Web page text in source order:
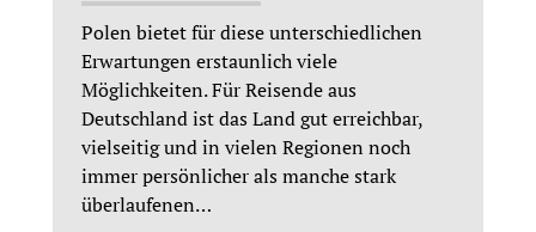
Polen bietet für diese unterschiedlichen
Erwartungen erstaunlich viele
Möglichkeiten. Für Reisende aus
Deutschland ist das Land gut erreichbar,
vielseitig und in vielen Regionen noch
immer persönlicher als manche stark
überlaufenen…